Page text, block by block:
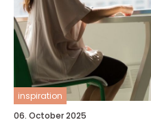
inspiration
06. October 2025